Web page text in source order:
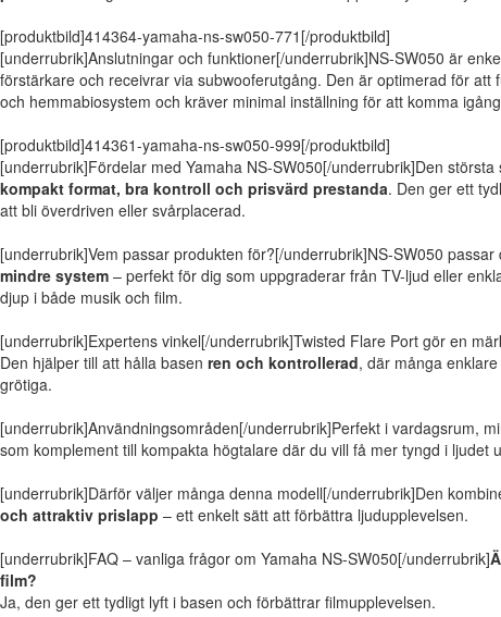
[produktbild]414364-yamaha-ns-sw050-771[/produktbild]
[underrubrik]Anslutningar och funktioner[/underrubrik]NS-SW050 är
förstärkare och receivrar via subwooferutgång. Den är optimerad för att
och hemmabiosystem och kräver minimal inställning för att komma
[produktbild]414361-yamaha-ns-sw050-999[/produktbild]
[underrubrik]Fördelar med Yamaha NS-SW050[/underrubrik]Den
kompakt format, bra kontroll och prisvärd prestanda. Den ger ett
att bli överdriven eller svårplacerad.
[underrubrik]Vem passar produkten för?[/underrubrik]NS-SW050 passar
mindre system – perfekt för dig som uppgraderar från TV-ljud eller
djup i både musik och film.
[underrubrik]Expertens vinkel[/underrubrik]Twisted Flare Port gör en
Den hjälper till att hålla basen ren och kontrollerad, där många
grötiga.
[underrubrik]Användningsområden[/underrubrik]Perfekt i vardagsrum,
som komplement till kompakta högtalare där du vill få mer tyngd i ljudet
[underrubrik]Därför väljer många denna modell[/underrubrik]Den
och attraktiv prislapp – ett enkelt sätt att förbättra ljudupplevelsen.
[underrubrik]FAQ – vanliga frågor om Yamaha NS-SW050[/underrubrik]
film?
Ja, den ger ett tydligt lyft i basen och förbättrar filmupplevelsen.